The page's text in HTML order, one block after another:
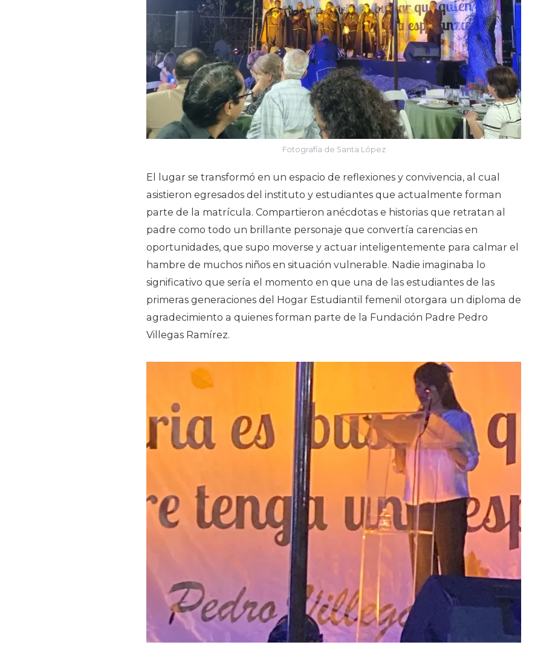
Fotografía de Santa López
El lugar se transformó en un espacio de reflexiones y convivencia, al cual
asistieron egresados del instituto y estudiantes que actualmente forman
parte de la matrícula. Compartieron anécdotas e historias que retratan al
padre como todo un brillante personaje que convertía carencias en
oportunidades, que supo moverse y actuar inteligentemente para calmar el
hambre de muchos niños en situación vulnerable. Nadie imaginaba lo
significativo que sería el momento en que una de las estudiantes de las
primeras generaciones del Hogar Estudiantil femenil otorgara un diploma de
agradecimiento a quienes forman parte de la Fundación Padre Pedro
Villegas Ramírez.